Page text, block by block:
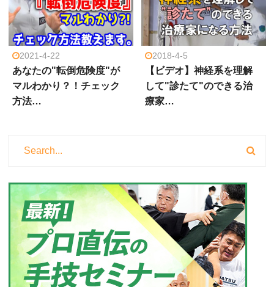
2021-4-22
あなたの"転倒危険度"が
マルわかり？！チェック
方法…
2018-4-5
【ビデオ】神経系を理解
して"診たて"のできる治
療家…